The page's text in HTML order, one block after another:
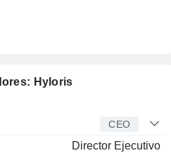
Hyloris
CEO
Director Ejecutivo